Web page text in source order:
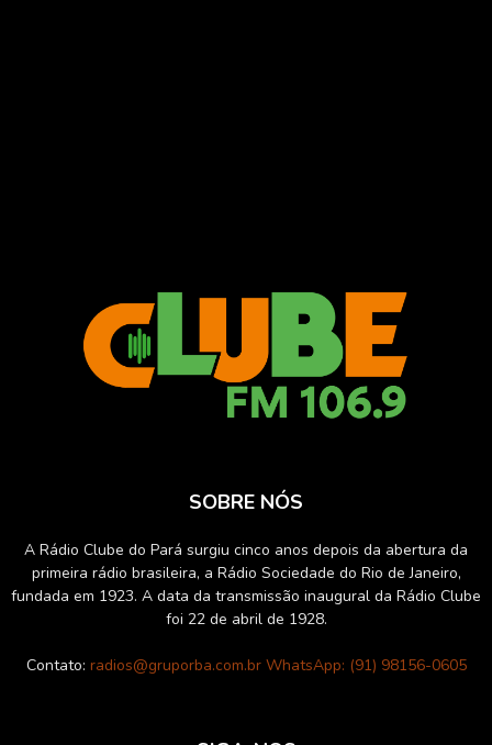
SOBRE NÓS
A Rádio Clube do Pará surgiu cinco anos depois da abertura da
primeira rádio brasileira, a Rádio Sociedade do Rio de Janeiro,
fundada em 1923. A data da transmissão inaugural da Rádio Clube
foi 22 de abril de 1928.
Contato: radios@gruporba.com.br WhatsApp: (91) 98156-0605